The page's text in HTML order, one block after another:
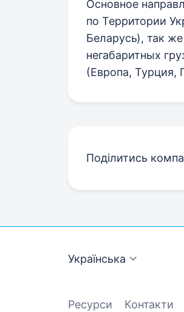
Основное
по Территории
Беларусь), так
негабаритных
(Европа, Турция,
Поділитись
Українська
Ресурси Контакти